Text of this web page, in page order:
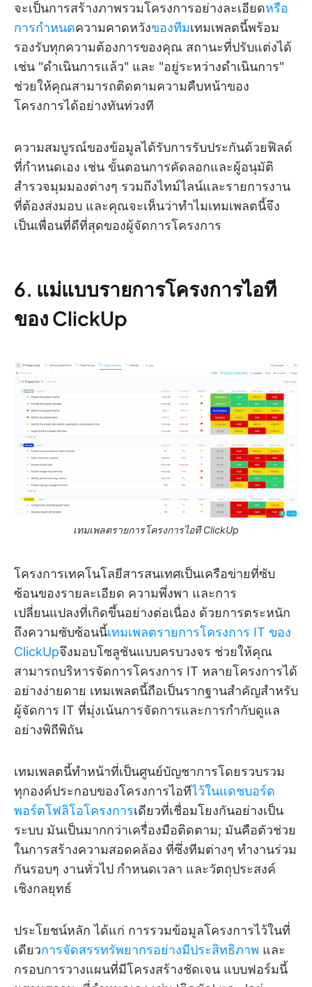
จะเป็นการสร้างภาพรวมโครงการอย่างละเอียดหรือ
การกำหนดความคาดหวังของทีมเทมเพลตนี้พร้อม
รองรับทุกความต้องการของคุณ สถานะที่ปรับแต่งได้
เช่น "ดำเนินการแล้ว" และ "อยู่ระหว่างดำเนินการ"
ช่วยให้คุณสามารถติดตามความคืบหน้าของ
โครงการได้อย่างทันท่วงที
ความสมบูรณ์ของข้อมูลได้รับการรับประกันด้วยฟิลด์
ที่กำหนดเอง เช่น ขั้นตอนการคัดลอกและผู้อนุมัติ
สำรวจมุมมองต่างๆ รวมถึงไทม์ไลน์และรายการงาน
ที่ต้องส่งมอบ และคุณจะเห็นว่าทำไมเทมเพลตนี้จึง
เป็นเพื่อนที่ดีที่สุดของผู้จัดการโครงการ
6. แม่แบบรายการโครงการไอที
ของ ClickUp
เทมเพลตรายการโครงการไอที ClickUp
โครงการเทคโนโลยีสารสนเทศเป็นเครือข่ายที่ซับ
ซ้อนของรายละเอียด ความพึ่งพา และการ
เปลี่ยนแปลงที่เกิดขึ้นอย่างต่อเนื่อง ด้วยการตระหนัก
ถึงความซับซ้อนนี้เทมเพลตรายการโครงการ IT ของ
ClickUpจึงมอบโซลูชันแบบครบวงจร ช่วยให้คุณ
สามารถบริหารจัดการโครงการ IT หลายโครงการได้
อย่างง่ายดาย เทมเพลตนี้ถือเป็นรากฐานสำคัญสำหรับ
ผู้จัดการ IT ที่มุ่งเน้นการจัดการและการกำกับดูแล
อย่างพิถีพิถัน
เทมเพลตนี้ทำหน้าที่เป็นศูนย์บัญชาการโดยรวบรวม
ทุกองค์ประกอบของโครงการไอทีไว้ในแดชบอร์ด
พอร์ตโฟลิโอโครงการเดียวที่เชื่อมโยงกันอย่างเป็น
ระบบ มันเป็นมากกว่าเครื่องมือติดตาม; มันคือตัวช่วย
ในการสร้างความสอดคล้อง ที่ซึ่งทีมต่างๆ ทำงานร่วม
กันรอบๆ งานทั่วไป กำหนดเวลา และวัตถุประสงค์
เชิงกลยุทธ์
ประโยชน์หลัก ได้แก่ การรวมข้อมูลโครงการไว้ในที่
เดียวการจัดสรรทรัพยากรอย่างมีประสิทธิภาพ และ
กรอบการวางแผนที่มีโครงสร้างชัดเจน แบบฟอร์มนี้